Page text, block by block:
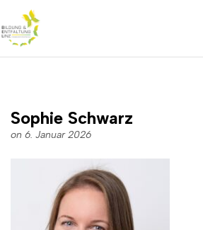
Sophie Schwarz
on 6. Januar 2026